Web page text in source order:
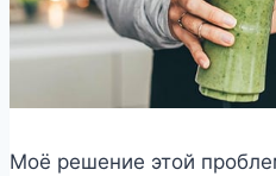
Моё решение этой